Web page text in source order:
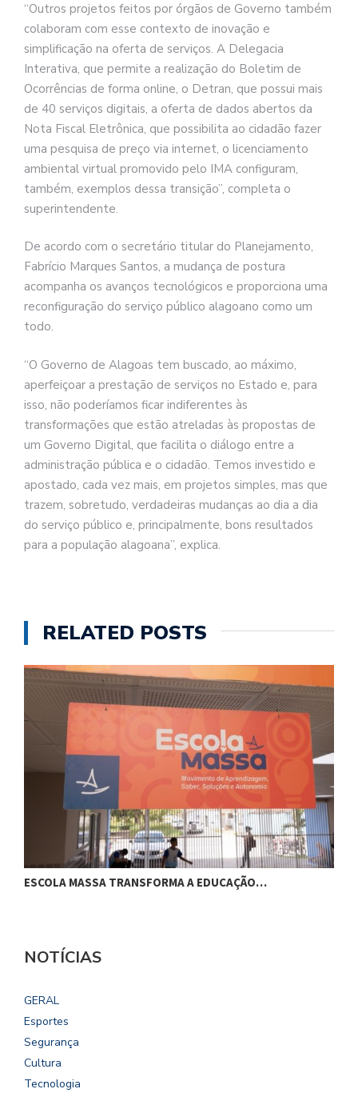
“Outros projetos feitos por órgãos de Governo também
colaboram com esse contexto de inovação e
simplificação na oferta de serviços. A Delegacia
Interativa, que permite a realização do Boletim de
Ocorrências de forma online, o Detran, que possui mais
de 40 serviços digitais, a oferta de dados abertos da
Nota Fiscal Eletrônica, que possibilita ao cidadão fazer
uma pesquisa de preço via internet, o licenciamento
ambiental virtual promovido pelo IMA configuram,
também, exemplos dessa transição”, completa o
superintendente.
De acordo com o secretário titular do Planejamento,
Fabrício Marques Santos, a mudança de postura
acompanha os avanços tecnológicos e proporciona uma
reconfiguração do serviço público alagoano como um
todo.
“O Governo de Alagoas tem buscado, ao máximo,
aperfeiçoar a prestação de serviços no Estado e, para
isso, não poderíamos ficar indiferentes às
transformações que estão atreladas às propostas de
um Governo Digital, que facilita o diálogo entre a
administração pública e o cidadão. Temos investido e
apostado, cada vez mais, em projetos simples, mas que
trazem, sobretudo, verdadeiras mudanças ao dia a dia
do serviço público e, principalmente, bons resultados
para a população alagoana”, explica.
RELATED POSTS
ESCOLA MASSA TRANSFORMA A EDUCAÇÃO…
NOTÍCIAS
GERAL
Esportes
Segurança
Cultura
Tecnologia